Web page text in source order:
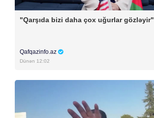
"Qarşıda bizi daha çox uğurlar gözləyir"
Qafqazinfo.az
Dünən 12:02